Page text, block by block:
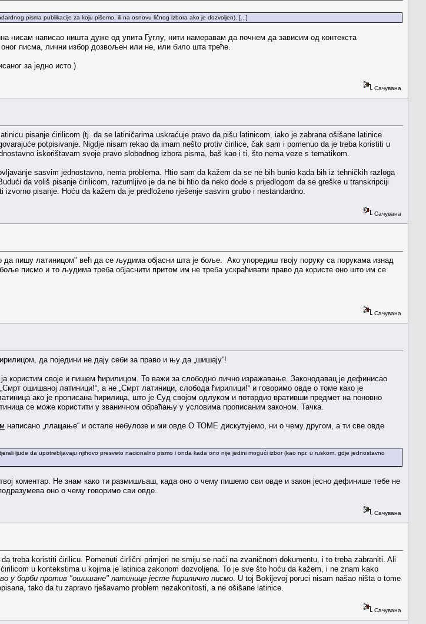
pisma publikacije za koju pišemo, ili na osnovu ličnog izbora ako je dozvoljen). [...]
нисам написао ништа дуже од упита Гуглу, нити намеравам да почнем да зависим од контекста
писма, лични избор дозвољен или не, или било шта треће.
за једно исто.)
Сачувана
pisanje ćirilicom (tj. da se latiničarima uskraćuje pravo da pišu latinicom, iako je zabrana ošišane latinice
potpisivanje. Nigdje nisam rekao da imam nešto protiv ćirilice, čak sam i pomenuo da je treba koristiti u
iskorištavam svoje pravo slobodnog izbora pisma, baš kao i ti, što nema veze s tematikom.
sasvim jednostavno, nema problema. Htio sam da kažem da se ne bih bunio kada bih iz tehničkih razloga
da voliš pisanje ćirilicom, razumljivo je da ne bi htio da neko dođe s prijedlogom da se greške u transkripciji
pisanje. Hoću da kažem da je predloženo rješenje sasvim grubo i nestandardno.
Сачувана
да пишу латиницом" већ да се људима објасни шта је боље. Ако упоредиш твоју поруку са порукама изнад
писмо и то људима треба објаснити притом им не треба ускраћивати право да користе оно што им се
Сачувана
да поједини не дају себи за право и њу да „шишају“!
користим своје и пишем ћирилицом. То важи за слободно лично изражавање. Законодавац је дефинисао
ошишаној латиници!“, а не „Смрт латиници, слобода ћирилици!“ и говоримо овде о томе како је
ако је прописана ћирилица, што је Суд својом одлуком и потврдио вративши предмет на поновно
се може користити у званичном обраћању у условима прописаним законом. Тачка.
написано „плацање“ и остале небулозе и ми овде О ТОМЕ дискутујемо, ни о чему другом, а ти све овде
ljude da upotrebljavaju njihovo presveto nacionalno pismo i onda kada ono nije jedini mogući izbor (kao npr. u ruskom, gdje jednostavno
твој коментар. Не знам како ти размишљаш, када оно о чему пишемо сви овде и закон јесно дефинише тебе не
оно о чему говоримо сви овде.
Сачувана
treba koristiti ćirilicu. Pomenuti ćirlični primjeri ne smiju se naći na zvaničnom dokumentu, i to treba zabraniti. Ali
u kontekstima u kojima je latinica zakonom dozvoljena. To je sve što hoću da kažem, i ne znam kako
у борби против "ошишане" латинице јесте ћирилично писмо . U toj Bokijevoj poruci nisam našao ništa o tome
tako da tu zapravo rješavamo problem nezakonitosti, a ne ošišane latinice.
Сачувана